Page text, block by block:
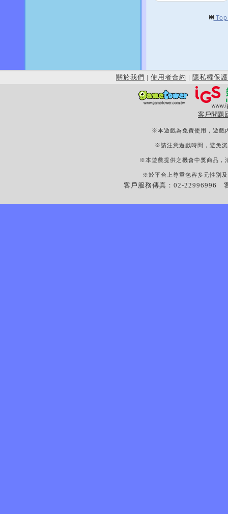
關於我們 | 使用者合約 | 隱私權保護
客戶問題
※本遊戲為免費使用，遊戲
※請注意遊戲時間，避免
※本遊戲提供之機會中獎商品，
※於平台上尊重包容多元性別
客戶服務傳真：02-22996996